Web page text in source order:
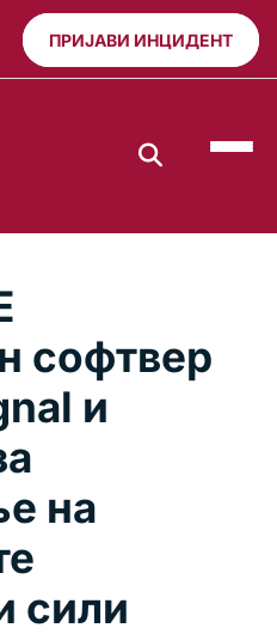
ПРИЈАВИ ИНЦИДЕНТ
софтвер
и
на
сили